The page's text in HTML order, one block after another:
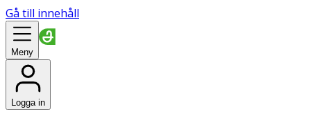
Gå till innehåll
Meny
Logga in